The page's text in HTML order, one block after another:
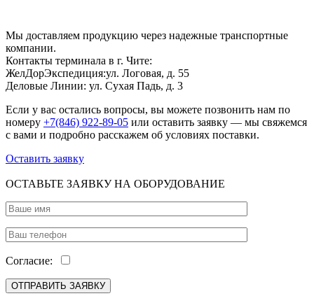
Мы доставляем продукцию через надежные транспортные
компании.
Контакты терминала в г. Чите:
ЖелДорЭкспедиция:ул. Логовая, д. 55
Деловые Линии: ул. Сухая Падь, д. 3
Если у вас остались вопросы, вы можете позвонить нам по
номеру +7(846) 922-89-05 или оставить заявку — мы свяжемся
с вами и подробно расскажем об условиях поставки.
Оставить заявку
ОСТАВЬТЕ ЗАЯВКУ НА ОБОРУДОВАНИЕ
Согласие: